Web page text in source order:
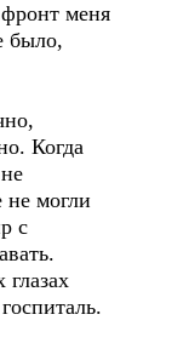
меня
было,
Когда
могли
с